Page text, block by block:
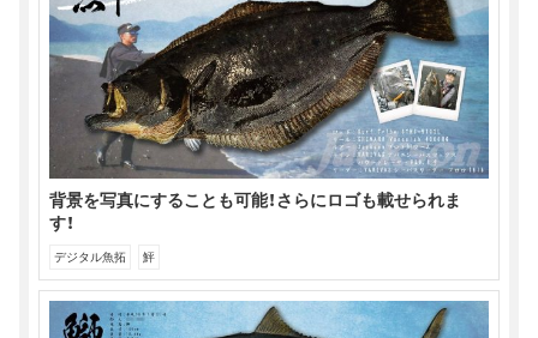
で
開
き
ま
す)
し
い
ウ
ィ
ン
ド
ウ
で
開
き
ま
す)
ウ
で
開
き
ま
す)
背景を写真にすることも可能！さらにロゴも載せられま
す！
デジタル魚拓 鮃